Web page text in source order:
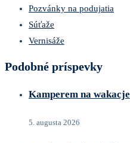
Pozvánky na podujatia
Súťaže
Vernisáže
Podobné príspevky
Kamperem na wakacje
5. augusta 2026